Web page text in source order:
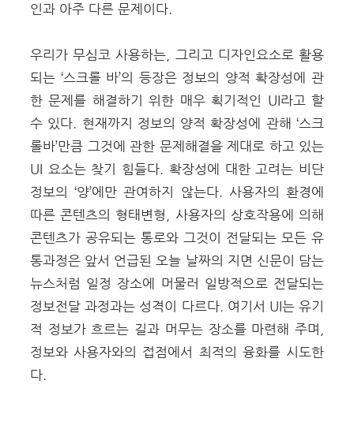
인과 아주 다른 문제이다.
우리가 무심코 사용하는, 그리고 디자인요소로 활용
되는 ‘스크롤 바’의 등장은 정보의 양적 확장성에 관
한 문제를 해결하기 위한 매우 획기적인 UI라고 할
수 있다. 현재까지 정보의 양적 확장성에 관해 ‘스크
롤바’만큼 그것에 관한 문제해결을 제대로 하고 있는
UI 요소는 찾기 힘들다. 확장성에 대한 고려는 비단
정보의 ‘양’에만 관여하지 않는다. 사용자의 환경에
따른 콘텐츠의 형태변형, 사용자의 상호작용에 의해
콘텐츠가 공유되는 통로와 그것이 전달되는 모든 유
통과정은 앞서 언급된 오늘 날짜의 지면 신문이 담는
뉴스처럼 일정 장소에 머물러 일방적으로 전달되는
정보전달 과정과는 성격이 다르다. 여기서 UI는 유기
적 정보가 흐르는 길과 머무는 장소를 마련해 주며,
정보와 사용자와의 접점에서 최적의 융화를 시도한
다.